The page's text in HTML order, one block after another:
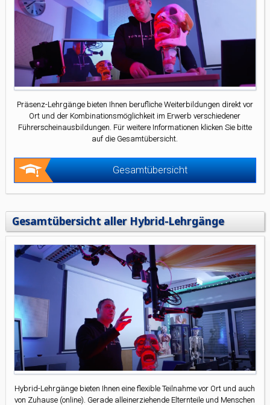
Präsenz-Lehrgänge bieten Ihnen berufliche Weiterbildungen direkt vor
Ort und der Kombinationsmöglichkeit im Erwerb verschiedener
Führerscheinausbildungen. Für weitere Informationen klicken Sie bitte
auf die Gesamtübersicht.
Gesamtübersicht
Gesamtübersicht aller Hybrid-Lehrgänge
Hybrid-Lehrgänge bieten Ihnen eine flexible Teilnahme vor Ort und auch
von Zuhause (online). Gerade alleinerziehende Elternteile und Menschen